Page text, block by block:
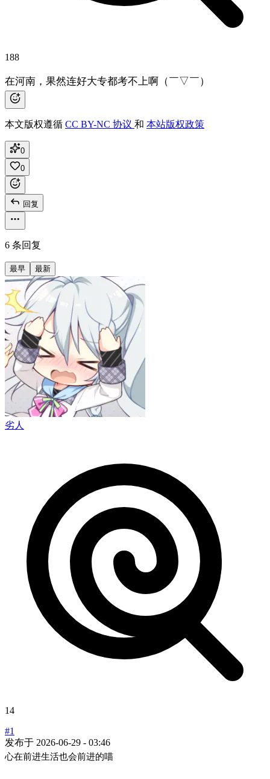
188
在河南，果然连好大专都考不上啊（￣▽￣）
本文版权遵循 CC BY-NC 协议 和 本站版权政策
0
0
回复
6 条回复
最早 最新
劣人
14
#1
发布于 2026-06-29 - 03:46
心在前进生活也会前进的喵